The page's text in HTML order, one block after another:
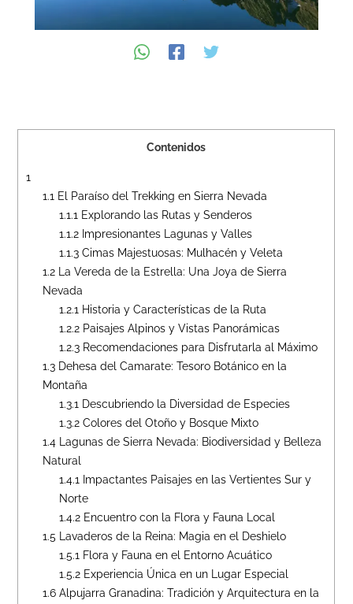
Contenidos
1
1.1 El Paraíso del Trekking en Sierra Nevada
1.1.1 Explorando las Rutas y Senderos
1.1.2 Impresionantes Lagunas y Valles
1.1.3 Cimas Majestuosas: Mulhacén y Veleta
1.2 La Vereda de la Estrella: Una Joya de Sierra
Nevada
1.2.1 Historia y Características de la Ruta
1.2.2 Paisajes Alpinos y Vistas Panorámicas
1.2.3 Recomendaciones para Disfrutarla al Máximo
1.3 Dehesa del Camarate: Tesoro Botánico en la
Montaña
1.3.1 Descubriendo la Diversidad de Especies
1.3.2 Colores del Otoño y Bosque Mixto
1.4 Lagunas de Sierra Nevada: Biodiversidad y Belleza
Natural
1.4.1
Impactantes Paisajes en las Vertientes Sur y
Norte
1.4.2 Encuentro con la Flora y Fauna Local
1.5 Lavaderos de la Reina: Magia en el Deshielo
1.5.1 Flora y Fauna en el Entorno Acuático
1.5.2 Experiencia Única en un Lugar Especial
1.6 Alpujarra Granadina: Tradición y Arquitectura en la